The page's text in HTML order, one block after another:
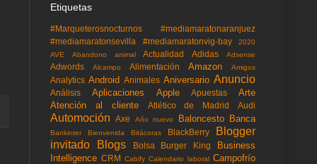
Etiquetas
#Marqueterosnocturnos
#mediamaratonaranjuez
#mediamaratonsevilla
#mediamaratonvig-bay
2020
AVE
Abandono animal Actualidad Adidas Adsense
Adwords Alcampo Alimentación Amazon Amigos
Analytics Android Animales Aniversario Anuncio
Análisis Aplicaciones Apple Apuestas
Arte
Atención al cliente
Atlético de Madrid Audi
Automoción Axe Año nuevo Baloncesto Banca
Bankinter Bienvenida Bitácoras BlackBerry
Blogger
invitado
Blogs Bolsa Burger King
Business
Intelligence CRM Cabify Calendario laboral Campofrío